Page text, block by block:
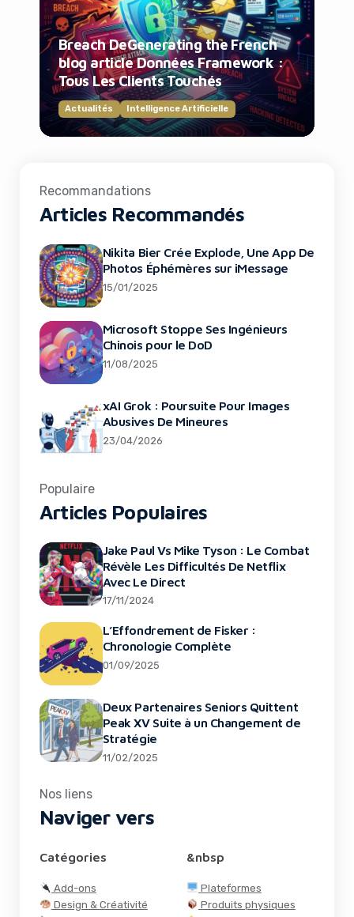
Breach DeGenerating the French
blog article Données Framework :
Tous Les Clients Touchés
Actualités Intelligence Artificielle
Recommandations
Articles Recommandés
Nikita Bier Crée Explode, Une App De
Photos Éphémères sur iMessage
15/01/2025
Microsoft Stoppe Ses Ingénieurs
Chinois pour le DoD
11/08/2025
xAI Grok : Poursuite Pour Images
Abusives De Mineures
23/04/2026
Populaire
Articles Populaires
Jake Paul Vs Mike Tyson : Le Combat
Révèle Les Difficultés De Netflix
Avec Le Direct
17/11/2024
L’Effondrement de Fisker :
Chronologie Complète
01/09/2025
Deux Partenaires Seniors Quittent
Peak XV Suite à un Changement de
Stratégie
11/02/2025
Nos liens
Naviger vers
Catégories
Add-ons
Design & Créativité
&nbsp
Plateformes
Produits physiques